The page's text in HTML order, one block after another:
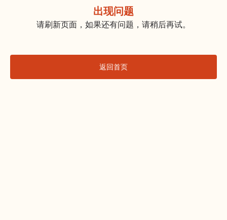
出现问题
请刷新页面，如果还有问题，请稍后再试。
返回首页